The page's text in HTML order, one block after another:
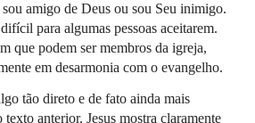
amigo de Deus ou sou Seu inimigo.
para algumas pessoas aceitarem.
que podem ser membros da igreja,
em desarmonia com o evangelho.
tão direto e de fato ainda mais
anterior. Jesus mostra claramente